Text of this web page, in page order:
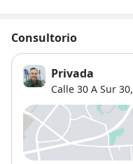
Consultorio
Privada
Calle 30 A Sur 30,